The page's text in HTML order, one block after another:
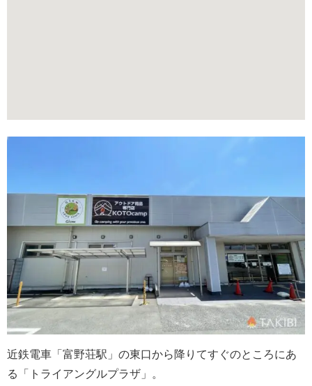
近鉄電車「富野荘駅」の東口から降りてすぐのところにあ
る「トライアングルプラザ」。